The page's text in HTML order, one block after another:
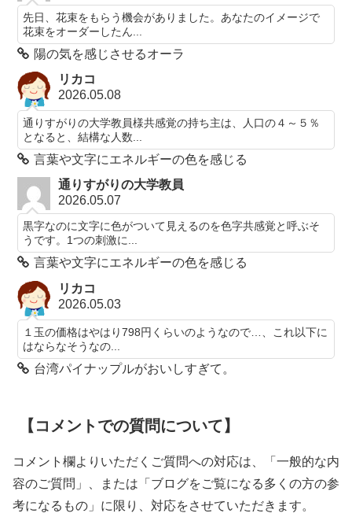
先日、花束をもらう機会がありました。あなたのイメージで
花束をオーダーしたん...
陽の気を感じさせるオーラ
リカコ
2026.05.08
通りすがりの大学教員様共感覚の持ち主は、人口の４～５％
となると、結構な人数...
言葉や文字にエネルギーの色を感じる
通りすがりの大学教員
2026.05.07
黒字なのに文字に色がついて見えるのを色字共感覚と呼ぶそ
うです。1つの刺激に...
言葉や文字にエネルギーの色を感じる
リカコ
2026.05.03
１玉の価格はやはり798円くらいのようなので…、これ以下に
はならなそうなの...
台湾パイナップルがおいしすぎて。
【コメントでの質問について】
コメント欄よりいただくご質問への対応は、「一般的な内
容のご質問」、または「ブログをご覧になる多くの方の参
考になるもの」に限り、対応をさせていただきます。